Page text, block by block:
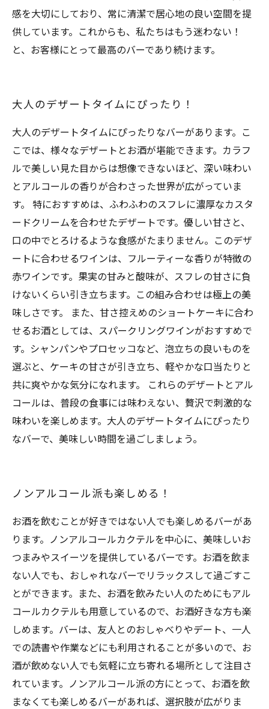
感を大切にしており、常に清潔で居心地の良い空間を提
供しています。これからも、私たちはもう迷わない！
と、お客様にとって最高のバーであり続けます。
大人のデザートタイムにぴったり！
大人のデザートタイムにぴったりなバーがあります。こ
こでは、様々なデザートとお酒が堪能できます。カラフ
ルで美しい見た目からは想像できないほど、深い味わい
とアルコールの香りが合わさった世界が広がっていま
す。 特におすすめは、ふわふわのスフレに濃厚なカスタ
ードクリームを合わせたデザートです。優しい甘さと、
口の中でとろけるような食感がたまりません。このデザ
ートに合わせるワインは、フルーティーな香りが特徴の
赤ワインです。果実の甘みと酸味が、スフレの甘さに負
けないくらい引き立ちます。この組み合わせは極上の美
味しさです。 また、甘さ控えめのショートケーキに合わ
せるお酒としては、スパークリングワインがおすすめで
す。シャンパンやプロセッコなど、泡立ちの良いものを
選ぶと、ケーキの甘さが引き立ち、軽やかな口当たりと
共に爽やかな気分になれます。 これらのデザートとアル
コールは、普段の食事には味わえない、贅沢で刺激的な
味わいを楽しめます。大人のデザートタイムにぴったり
なバーで、美味しい時間を過ごしましょう。
ノンアルコール派も楽しめる！
お酒を飲むことが好きではない人でも楽しめるバーがあ
ります。ノンアルコールカクテルを中心に、美味しいお
つまみやスイーツを提供しているバーです。お酒を飲ま
ない人でも、おしゃれなバーでリラックスして過ごすこ
とができます。また、お酒を飲みたい人のためにもアル
コールカクテルも用意しているので、お酒好きな方も楽
しめます。バーは、友人とのおしゃべりやデート、一人
での読書や作業などにも利用されることが多いので、お
酒が飲めない人でも気軽に立ち寄れる場所として注目さ
れています。ノンアルコール派の方にとって、お酒を飲
まなくても楽しめるバーがあれば、選択肢が広がりま